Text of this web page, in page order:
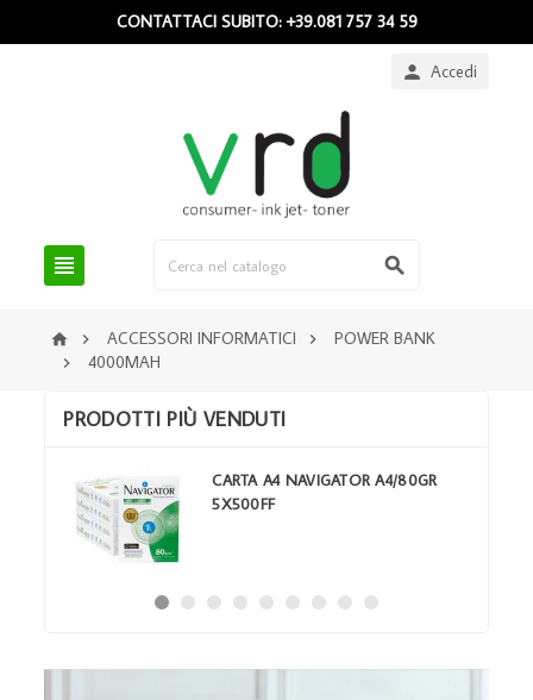
CONTATTACI SUBITO: +39.081 757 34 59
 Accedi
 
  ACCESSORI INFORMATICI  POWER BANK
 4000MAH
PRODOTTI PIÙ VENDUTI
CARTA A4 NAVIGATOR A4/80GR
5X500FF